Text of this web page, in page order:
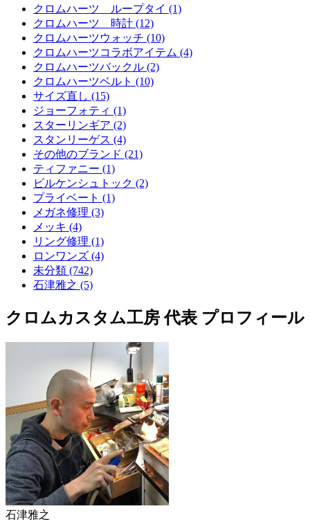
クロムハーツ ループタイ (1)
クロムハーツ 時計 (12)
クロムハーツウォッチ (10)
クロムハーツコラボアイテム (4)
クロムハーツバックル (2)
クロムハーツベルト (10)
サイズ直し (15)
ジョーフォティ (1)
スターリンギア (2)
スタンリーゲス (4)
その他のブランド (21)
ティファニー (1)
ビルケンシュトック (2)
プライベート (1)
メガネ修理 (3)
メッキ (4)
リング修理 (1)
ロンワンズ (4)
未分類 (742)
石津雅之 (5)
クロムカスタム工房 代表 プロフィール
石津雅之